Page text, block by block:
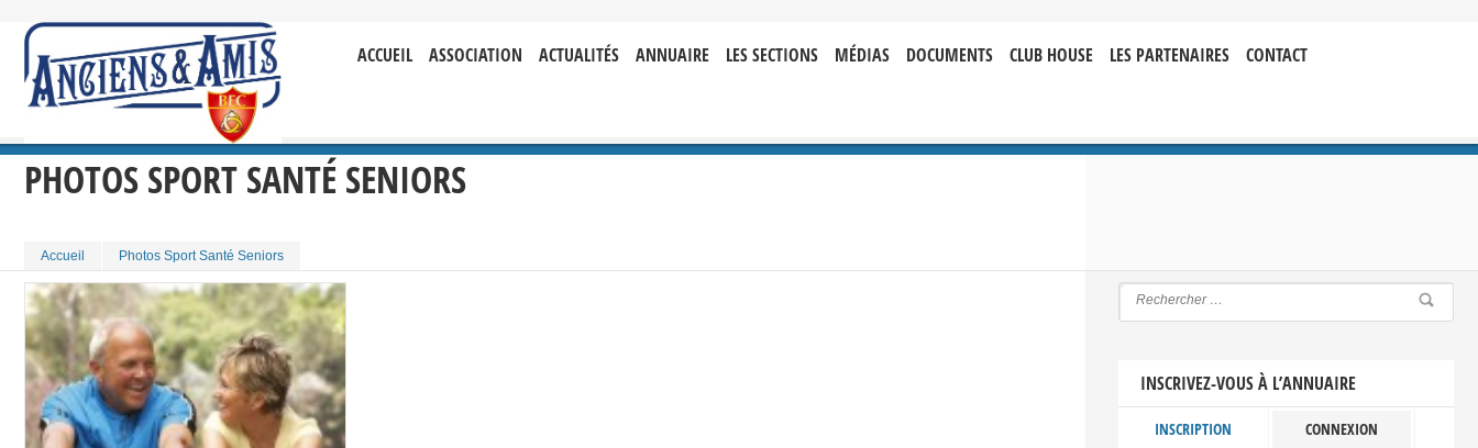
ACCUEIL ASSOCIATION ACTUALITÉS ANNUAIRE LES SECTIONS MÉDIAS DOCUMENTS CLUB HOUSE LES PARTENAIRES CONTACT
PHOTOS SPORT SANTÉ SENIORS
Accueil Photos Sport Santé Seniors
INSCRIVEZ-VOUS À L’ANNUAIRE
INSCRIPTION CONNEXION